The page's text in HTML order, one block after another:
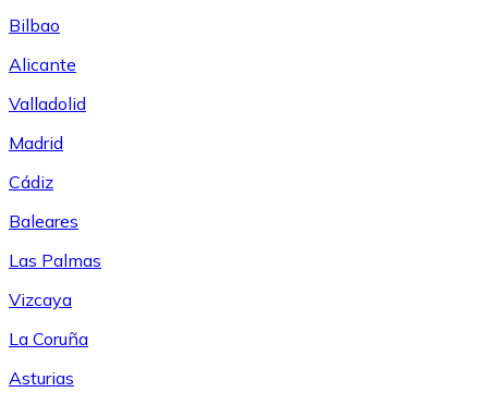
Bilbao
Alicante
Valladolid
Madrid
Cádiz
Baleares
Las Palmas
Vizcaya
La Coruña
Asturias